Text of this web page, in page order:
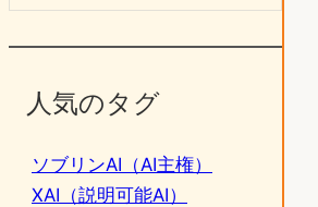
人気のタグ
ソブリンAI（AI主権）
XAI（説明可能AI）